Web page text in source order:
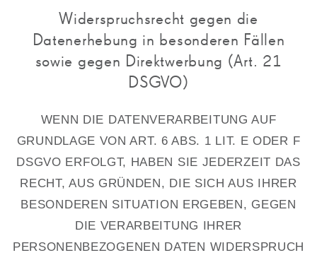
Widerspruchsrecht gegen die
Datenerhebung in besonderen Fällen
sowie gegen Direktwerbung (Art. 21
DSGVO)
WENN DIE DATENVERARBEITUNG AUF
GRUNDLAGE VON ART. 6 ABS. 1 LIT. E ODER F
DSGVO ERFOLGT, HABEN SIE JEDERZEIT DAS
RECHT, AUS GRÜNDEN, DIE SICH AUS IHRER
BESONDEREN SITUATION ERGEBEN, GEGEN
DIE VERARBEITUNG IHRER
PERSONENBEZOGENEN DATEN WIDERSPRUCH